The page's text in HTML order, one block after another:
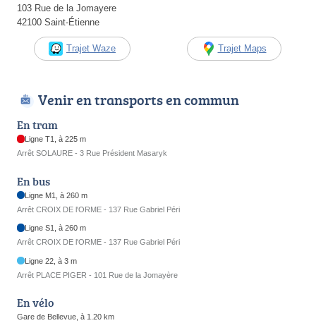
103 Rue de la Jomayere
42100 Saint-Étienne
Trajet Waze Trajet Maps
Venir en transports en commun
En tram
Ligne T1, à 225 m
Arrêt SOLAURE - 3 Rue Président Masaryk
En bus
Ligne M1, à 260 m
Arrêt CROIX DE l'ORME - 137 Rue Gabriel Péri
Ligne S1, à 260 m
Arrêt CROIX DE l'ORME - 137 Rue Gabriel Péri
Ligne 22, à 3 m
Arrêt PLACE PIGER - 101 Rue de la Jomayère
En vélo
Gare de Bellevue, à 1.20 km